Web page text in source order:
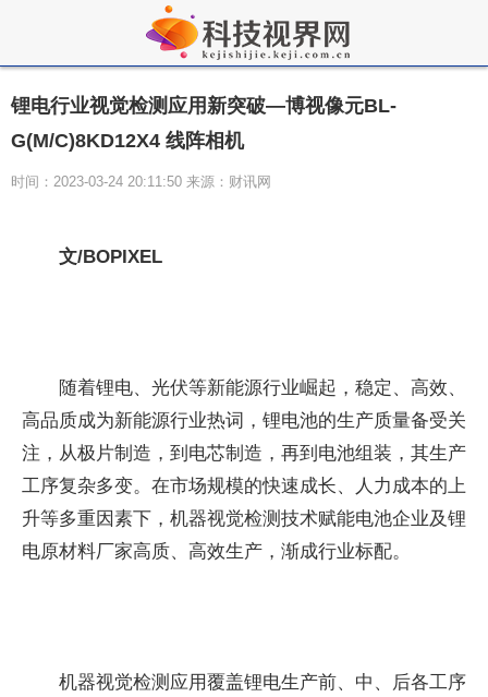
锂电行业视觉检测应用新突破—博视像元BL-
G(M/C)8KD12X4 线阵相机
时间：2023-03-24 20:11:50 来源：财讯网
文/BOPIXEL
随着锂电、光伏等新能源行业崛起，稳定、高效、
高品质成为新能源行业热词，锂电池的生产质量备受关
注，从极片制造，到电芯制造，再到电池组装，其生产
工序复杂多变。在市场规模的快速成长、人力成本的上
升等多重因素下，机器视觉检测技术赋能电池企业及锂
电原材料厂家高质、高效生产，渐成行业标配。
机器视觉检测应用覆盖锂电生产前、中、后各工序